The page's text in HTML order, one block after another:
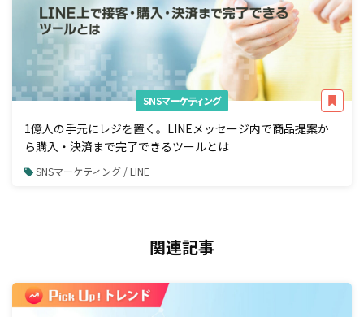
SNSマーケティング
1億人の手元にレジを置く。LINEメッセージ内で商品提案か
ら購入・決済まで完了できるツールとは
SNSマーケティング / LINE
関連記事